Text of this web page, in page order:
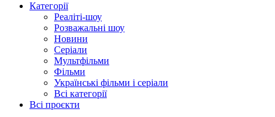
Категорії
Реаліті-шоу
Розважальні шоу
Новини
Серіали
Мультфільми
Фільми
Українські фільми і серіали
Всі категорії
Всі проєкти